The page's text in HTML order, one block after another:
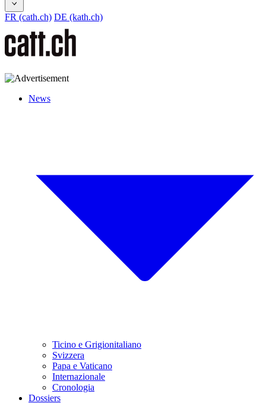
FR (cath.ch) DE (kath.ch)
News
Ticino e Grigionitaliano
Svizzera
Papa e Vaticano
Internazionale
Cronologia
Dossiers